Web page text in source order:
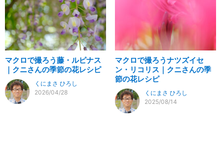
マクロで撮ろう藤・ルピナス
｜クニさんの季節の花レシピ
くにまさ ひろし
2026/04/28
マクロで撮ろうナツズイセ
ン・リコリス｜クニさんの季
節の花レシピ
くにまさ ひろし
2025/08/14